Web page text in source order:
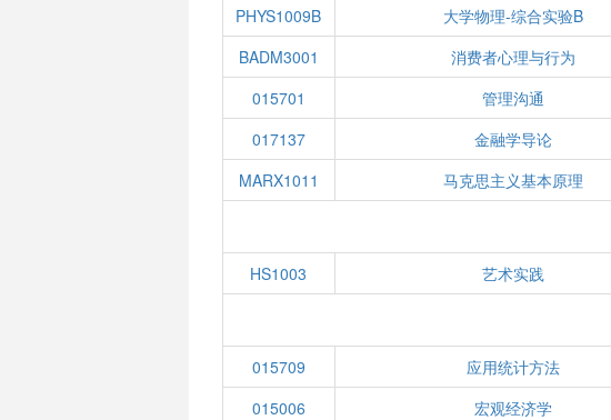
PHYS1009B
大学物理-综合实验B
BADM3001
消费者心理与行为
015701
管理沟通
017137
金融学导论
MARX1011
马克思主义基本原理
HS1003 艺术实践
015709 应用统计方法
015006
宏观经济学